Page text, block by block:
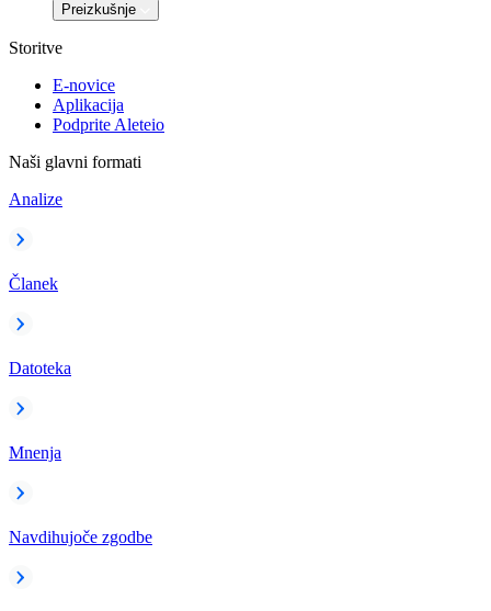
Preizkušnje
Storitve
E-novice
Aplikacija
Podprite Aleteio
Naši glavni formati
Analize
Članek
Datoteka
Mnenja
Navdihujoče zgodbe